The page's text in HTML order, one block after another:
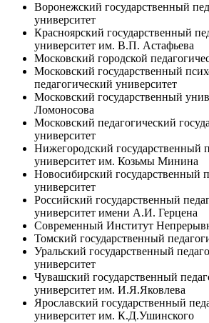
Воронежский государственный
университет
Красноярский государственный
университет им. В.П. Астафьева
Московский городской
Московский государственный
педагогический университет
Московский государственный
Ломоносова
Московский педагогический
университет
Нижегородский государственный
университет им. Козьмы Минина
Новосибирский государственный
университет
Российский государственный
университет имени А.И. Герцена
Современный Институт
Томский государственный
Уральский государственный
университет
Чувашский государственный
университет им. И.Я.Яковлева
Ярославский государственный
университет им. К.Д.Ушинского